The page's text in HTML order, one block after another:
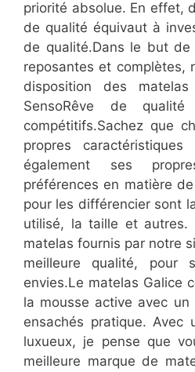
priorité absolue. En effet,
de qualité équivaut à
de qualité.Dans le but
reposantes et complètes,
disposition des
SensoRêve de
compétitifs.Sachez que
propres
également ses
préférences en matière
pour les différencier sont
utilisé, la taille et autres.
matelas fournis par notre
meilleure qualité, pour
envies.Le matelas Galice
la mousse active avec
ensachés pratique. Avec
luxueux, je pense que
meilleure marque de